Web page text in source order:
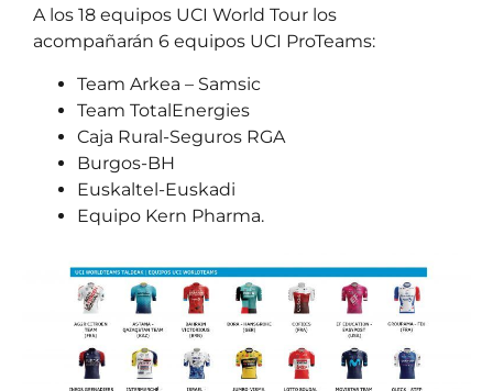
A los 18 equipos UCI World Tour los
acompañarán 6 equipos UCI ProTeams:
Team Arkea – Samsic
Team TotalEnergies
Caja Rural-Seguros RGA
Burgos-BH
Euskaltel-Euskadi
Equipo Kern Pharma.